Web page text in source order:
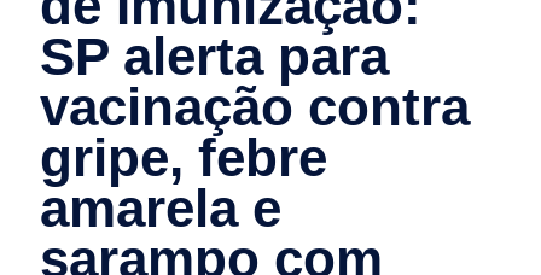
SP alerta para
vacinação contra
gripe, febre
amarela e
sarampo com